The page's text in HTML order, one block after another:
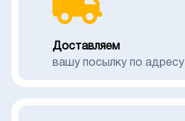
Доставляем
вашу посылку по адресу